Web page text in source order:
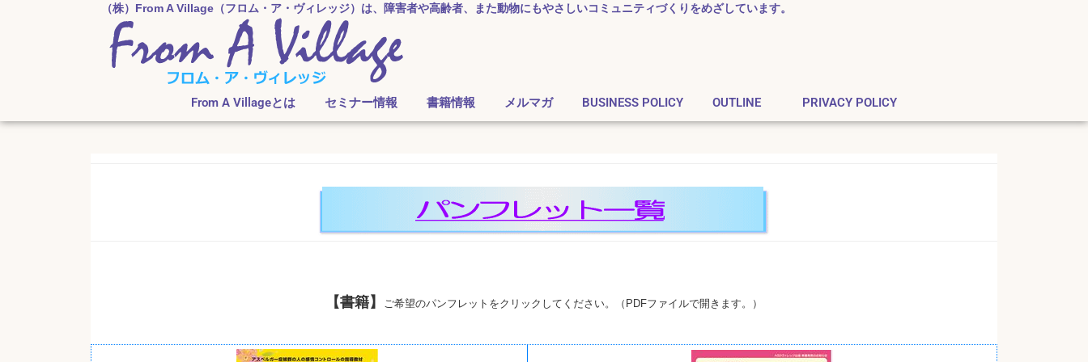
（株）From A Village（フロム・ア・ヴィレッジ）は、障害者や高齢者、 また動物にもやさしいコミュニティづくりをめざしています。
From A Villageとは セミナー情報 書籍情報 メルマガ BUSINESS POLICY OUTLINE PRIVACY POLICY
【書籍】 ご希望のパンフレットをクリックしてください。（PDFファイルで開きます。）